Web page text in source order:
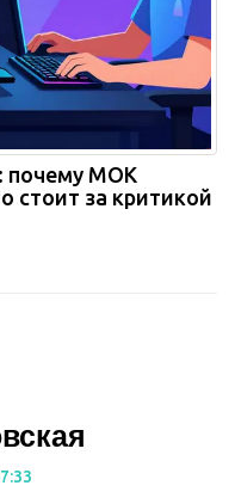
почему МОК
стоит за критикой